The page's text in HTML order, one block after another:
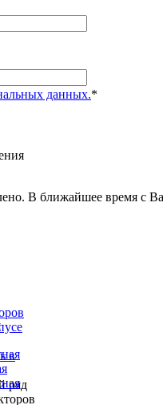
данных.*
В ближайшее время с
в
ряд